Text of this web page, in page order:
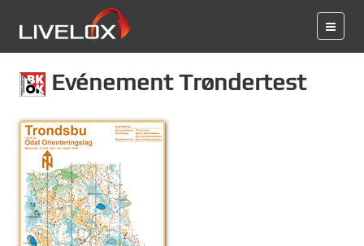
Evénement Trøndertest